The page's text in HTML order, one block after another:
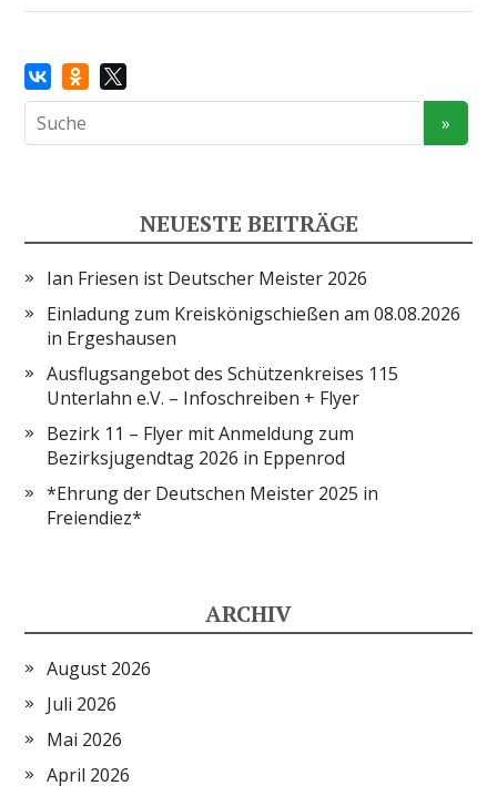
NEUESTE BEITRÄGE
Ian Friesen ist Deutscher Meister 2026
Einladung zum Kreiskönigschießen am 08.08.2026
in Ergeshausen
Ausflugsangebot des Schützenkreises 115
Unterlahn e.V. – Infoschreiben + Flyer
Bezirk 11 – Flyer mit Anmeldung zum
Bezirksjugendtag 2026 in Eppenrod
*Ehrung der Deutschen Meister 2025 in
Freiendiez*
ARCHIV
August 2026
Juli 2026
Mai 2026
April 2026